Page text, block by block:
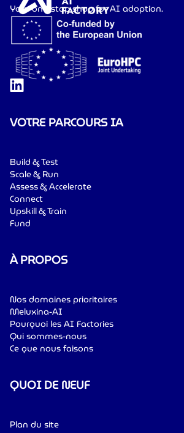
Your one-stop shop for AI adoption.
VOTRE PARCOURS IA
Build & Test
Scale & Run
Assess & Accelerate
Connect
Upskill & Train
Fund
À PROPOS
Nos domaines prioritaires
Meluxina-AI
Pourquoi les AI Factories
Qui sommes-nous
Ce que nous faisons
QUOI DE NEUF
Plan du site